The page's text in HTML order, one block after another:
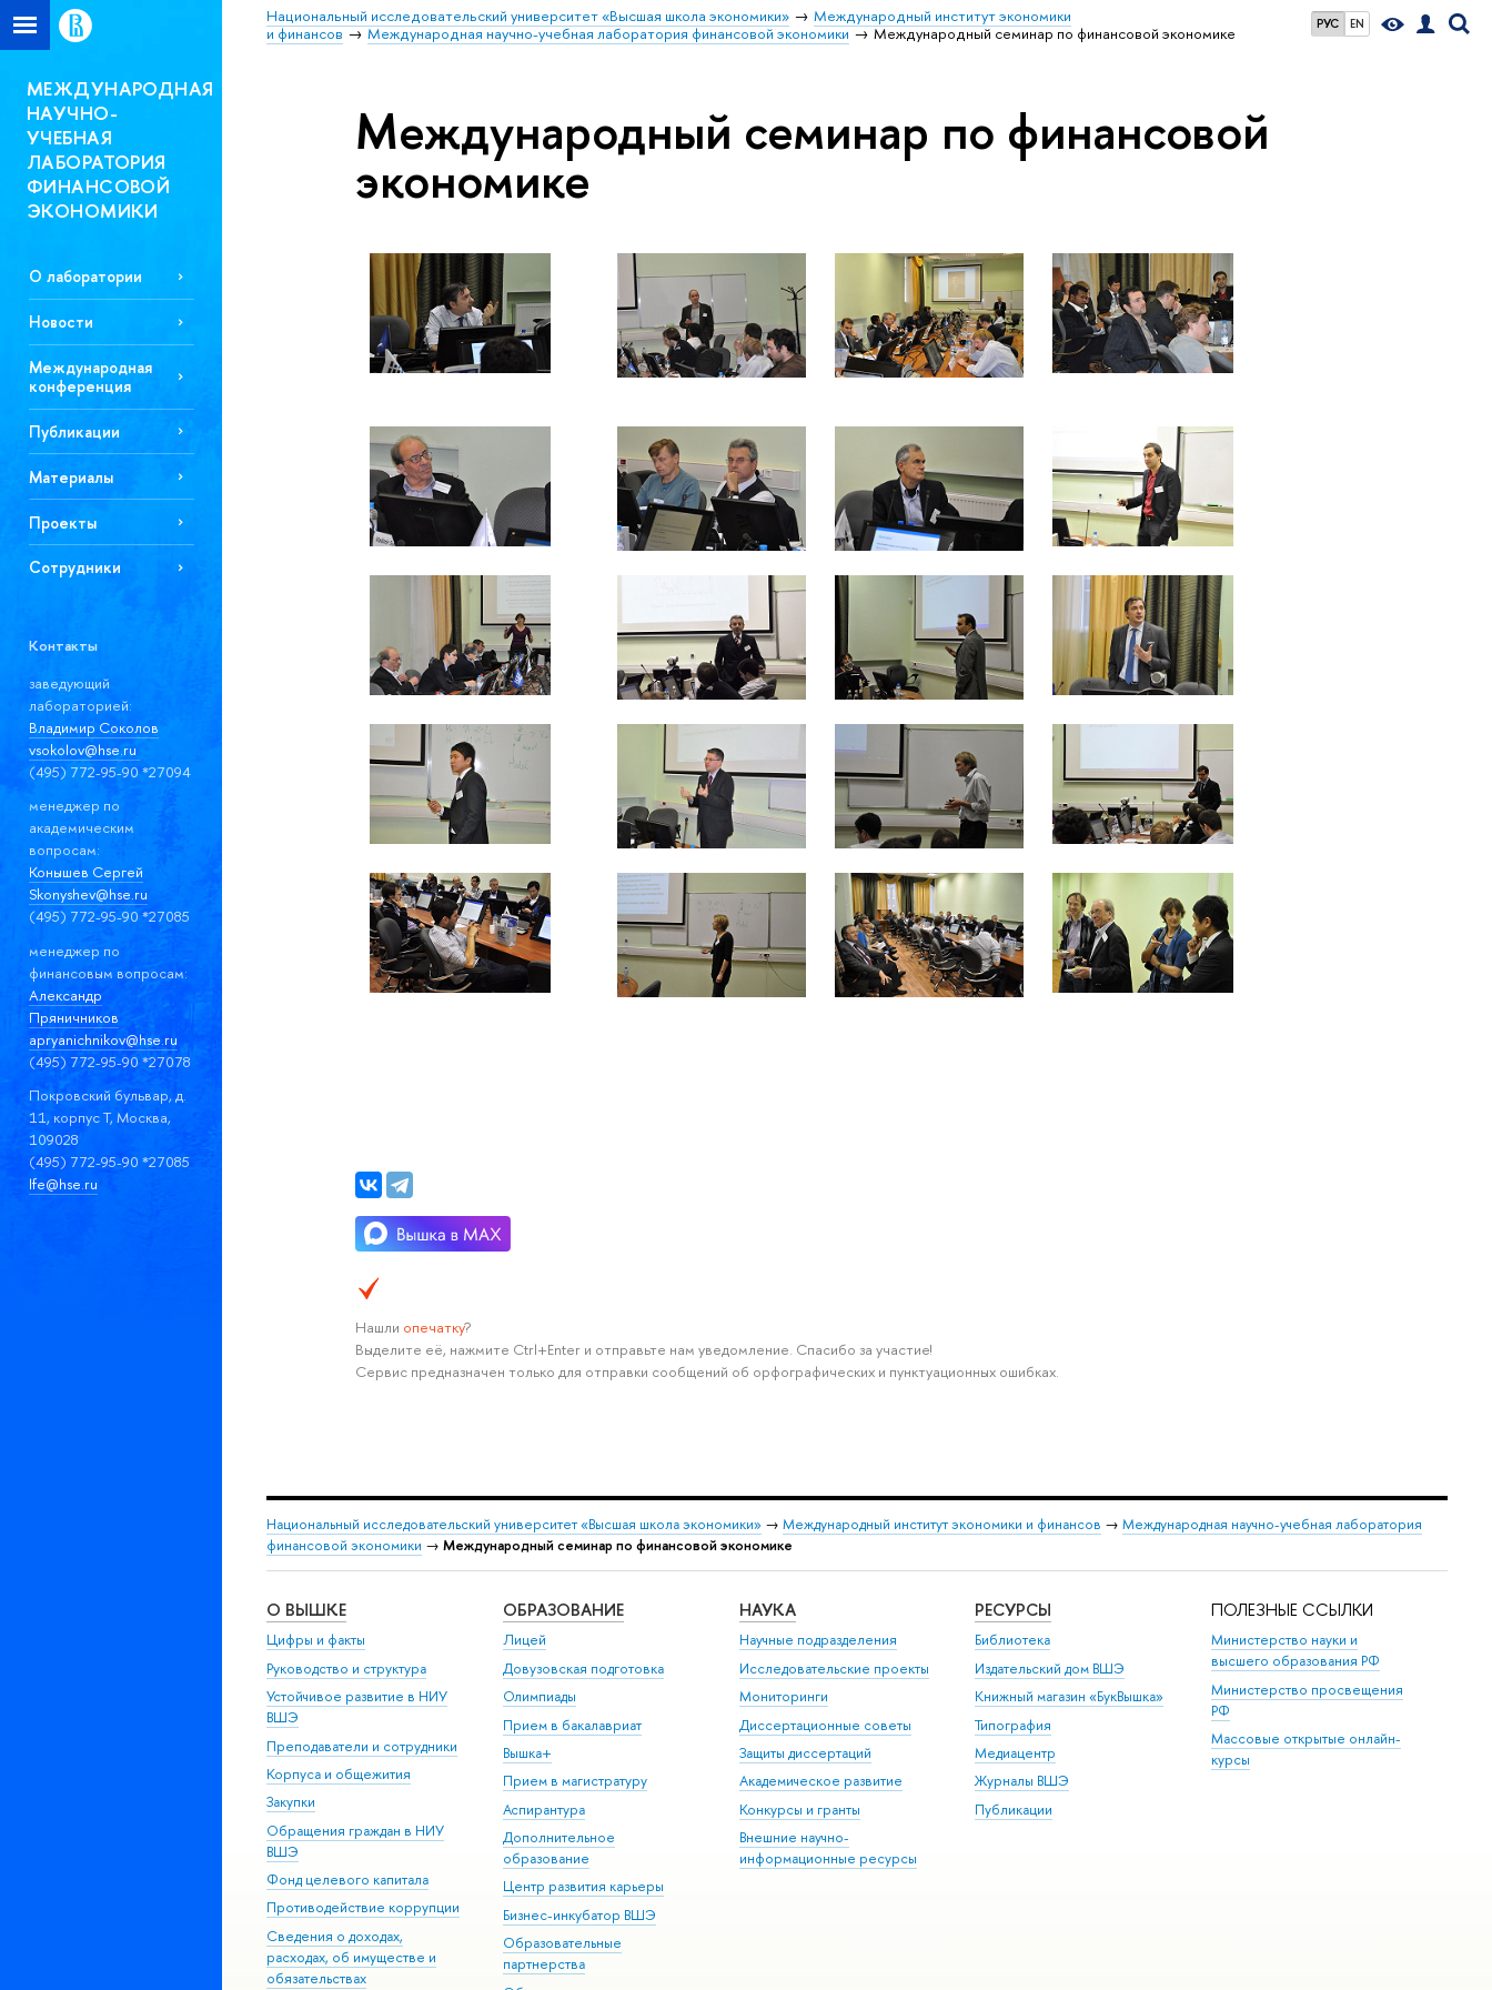
РУС EN
Национальный исследовательский университет «Высшая школа экономики»
Международный институт экономики
и финансов
Международная научно-учебная лаборатория финансовой экономики Международный семинар по финансовой экономике
МЕЖДУНАРОДНАЯ
НАУЧНО-
УЧЕБНАЯ
ЛАБОРАТОРИЯ
ФИНАНСОВОЙ
ЭКОНОМИКИ
О лаборатории
Новости
Международная
конференция
Публикации
Материалы
Проекты
Сотрудники
Контакты
заведующий
лабораторией:
Владимир Соколов
vsokolov@hse.ru
(495) 772-95-90 *27094
менеджер по
академическим
вопросам:
Конышев Сергей
Skonyshev@hse.ru
(495) 772-95-90 *27085
менеджер по
финансовым вопросам:
Александр
Пряничников
apryanichnikov@hse.ru
(495) 772-95-90 *27078
Покровский бульвар, д.
11, корпус T, Москва,
109028
(495) 772-95-90 *27085
lfe@hse.ru
Международный семинар по финансовой
экономике
Нашли опечатку?
Выделите её, нажмите Ctrl+Enter и отправьте нам уведомление. Спасибо за участие!
Сервис предназначен только для отправки сообщений об орфографических и пунктуационных ошибках.
Национальный исследовательский университет «Высшая школа экономики» → Международный институт экономики и финансов → Международная научно-учебная лаборатория
финансовой экономики → Международный семинар по финансовой экономике
О ВЫШКЕ
Цифры и факты
Руководство и структура
Устойчивое развитие в НИУ
ВШЭ
Преподаватели и сотрудники
Корпуса и общежития
Закупки
Обращения граждан в НИУ
ВШЭ
Фонд целевого капитала
Противодействие коррупции
Сведения о доходах,
расходах, об имуществе и
обязательствах
ОБРАЗОВАНИЕ
Лицей
Довузовская подготовка
Олимпиады
Прием в бакалавриат
Вышка+
Прием в магистратуру
Аспирантура
Дополнительное
образование
Центр развития карьеры
Бизнес-инкубатор ВШЭ
Образовательные
партнерства
НАУКА
Научные подразделения
Исследовательские проекты
Мониторинги
Диссертационные советы
Защиты диссертаций
Академическое развитие
Конкурсы и гранты
Внешние научно-
информационные ресурсы
РЕСУРСЫ
Библиотека
Издательский дом ВШЭ
Книжный магазин «БукВышка»
Типография
Медиацентр
Журналы ВШЭ
Публикации
ПОЛЕЗНЫЕ ССЫЛКИ
Министерство науки и
высшего образования РФ
Министерство просвещения
РФ
Массовые открытые онлайн-
курсы